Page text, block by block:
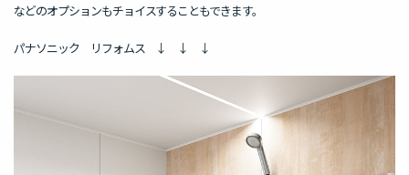
などのオプションもチョイスすることもできます。
パナソニック リフォムス ↓ ↓ ↓